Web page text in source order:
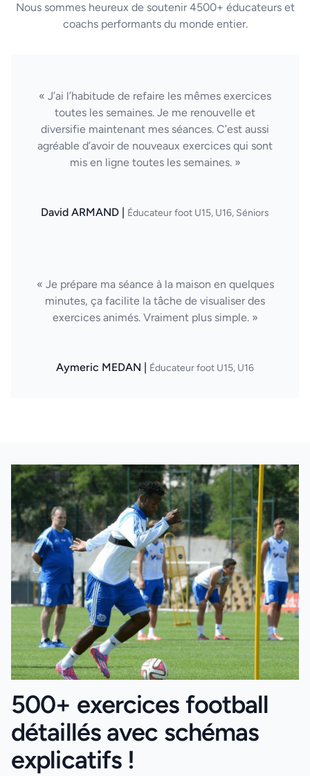
Nous sommes heureux de soutenir 4500+ éducateurs et
coachs performants du monde entier.
« J’ai l’habitude de refaire les mêmes exercices
toutes les semaines. Je me renouvelle et
diversifie maintenant mes séances. C’est aussi
agréable d’avoir de nouveaux exercices qui sont
mis en ligne toutes les semaines. »
David ARMAND | Éducateur foot U15, U16, Séniors
« Je prépare ma séance à la maison en quelques
minutes, ça facilite la tâche de visualiser des
exercices animés. Vraiment plus simple. »
Aymeric MEDAN | Éducateur foot U15, U16
500+ exercices football
détaillés avec schémas
explicatifs !